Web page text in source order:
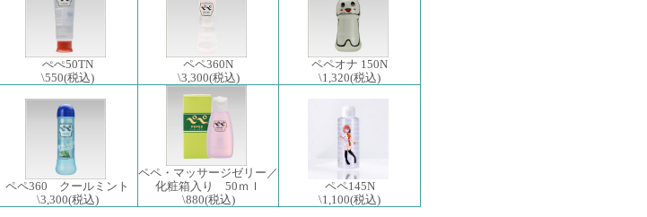
ぺぺ50TN
\550(税込)
ペペ360N
\3,300(税込)
ペペオナ 150N
\1,320(税込)
ペペ360 クールミント
\3,300(税込)
ペペ・マッサージゼリー／
化粧箱入り 50ｍｌ
\880(税込)
ペペ145N
\1,100(税込)